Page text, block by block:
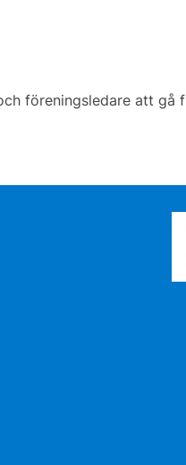
föreningsledare att gå